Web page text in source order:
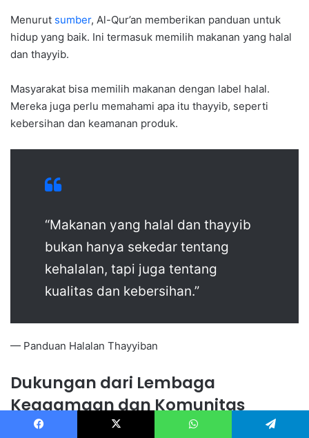
Menurut sumber, Al-Qur’an memberikan panduan untuk
hidup yang baik. Ini termasuk memilih makanan yang halal
dan thayyib.
Masyarakat bisa memilih makanan dengan label halal.
Mereka juga perlu memahami apa itu thayyib, seperti
kebersihan dan keamanan produk.
“Makanan yang halal dan thayyib
bukan hanya sekedar tentang
kehalalan, tapi juga tentang
kualitas dan kebersihan.”
— Panduan Halalan Thayyiban
Dukungan dari Lembaga
Keagamaan dan Komunitas
Dukungan dari lembaga keagamaan dan komunitas sangat